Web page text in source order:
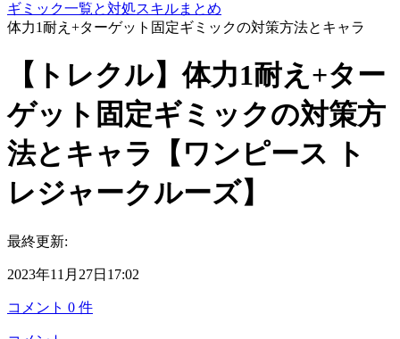
ギミック一覧と対処スキルまとめ
体力1耐え+ターゲット固定ギミックの対策方法とキャラ
【トレクル】体力1耐え+ター
ゲット固定ギミックの対策方
法とキャラ【ワンピース ト
レジャークルーズ】
最終更新:
2023年11月27日17:02
コメント 0 件